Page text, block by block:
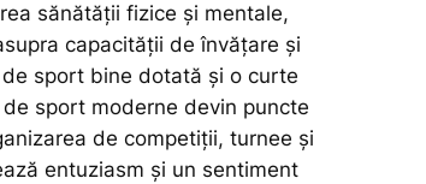
sănătății fizice și mentale,
capacității de învățare și
sport bine dotată și o curte
sport moderne devin puncte
de competiții, turnee și
entuziasm și un sentiment